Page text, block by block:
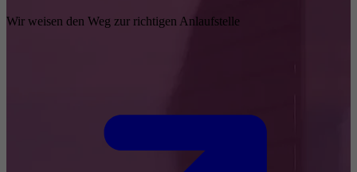
Wir weisen den Weg zur richtigen Anlaufstelle